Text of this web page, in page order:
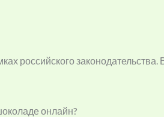
российского
онлайн?